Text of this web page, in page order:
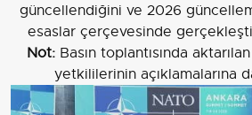
güncellendiğini ve 2026
esaslar çerçevesinde
Not:Basın toplantısında
yetkililerinin açıklamalarına